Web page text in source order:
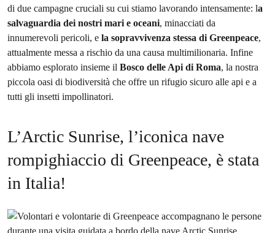
di due campagne cruciali su cui stiamo lavorando intensamente: la
salvaguardia dei nostri mari e oceani, minacciati da
innumerevoli pericoli, e la sopravvivenza stessa di Greenpeace,
attualmente messa a rischio da una causa multimilionaria. Infine
abbiamo esplorato insieme il Bosco delle Api di Roma, la nostra
piccola oasi di biodiversità che offre un rifugio sicuro alle api e a
tutti gli insetti impollinatori.
L’Arctic Sunrise, l’iconica nave
rompighiaccio di Greenpeace, è stata
in Italia!